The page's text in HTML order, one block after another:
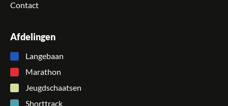
Contact
Afdelingen
Langebaan
Marathon
Jeugdschaatsen
Shorttrack